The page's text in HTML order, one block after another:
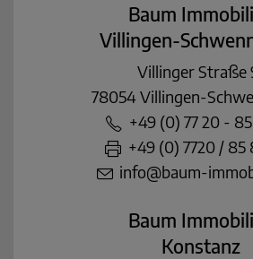
Baum
Villingen-
Villinger Straße
78054 Villingen-
+49 (0) 77 20 -
+49 (0) 7720 / 85
info@baum-
Baum
Konstanz